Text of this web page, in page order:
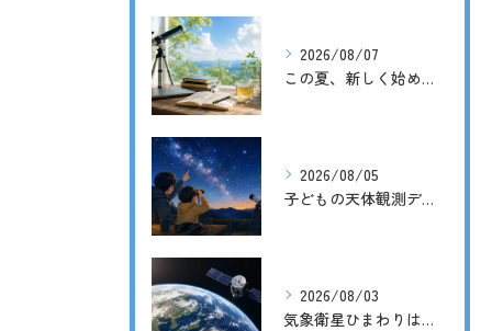
2026/08/07
この夏、新しく始めた3つのこと
2026/08/05
子どもの天体観測デビューに。天体望遠鏡の前に双眼鏡がおすすめな理由
2026/08/03
気象衛星ひまわりは災害時にどう役立つ？宇宙から届く天気予報の力